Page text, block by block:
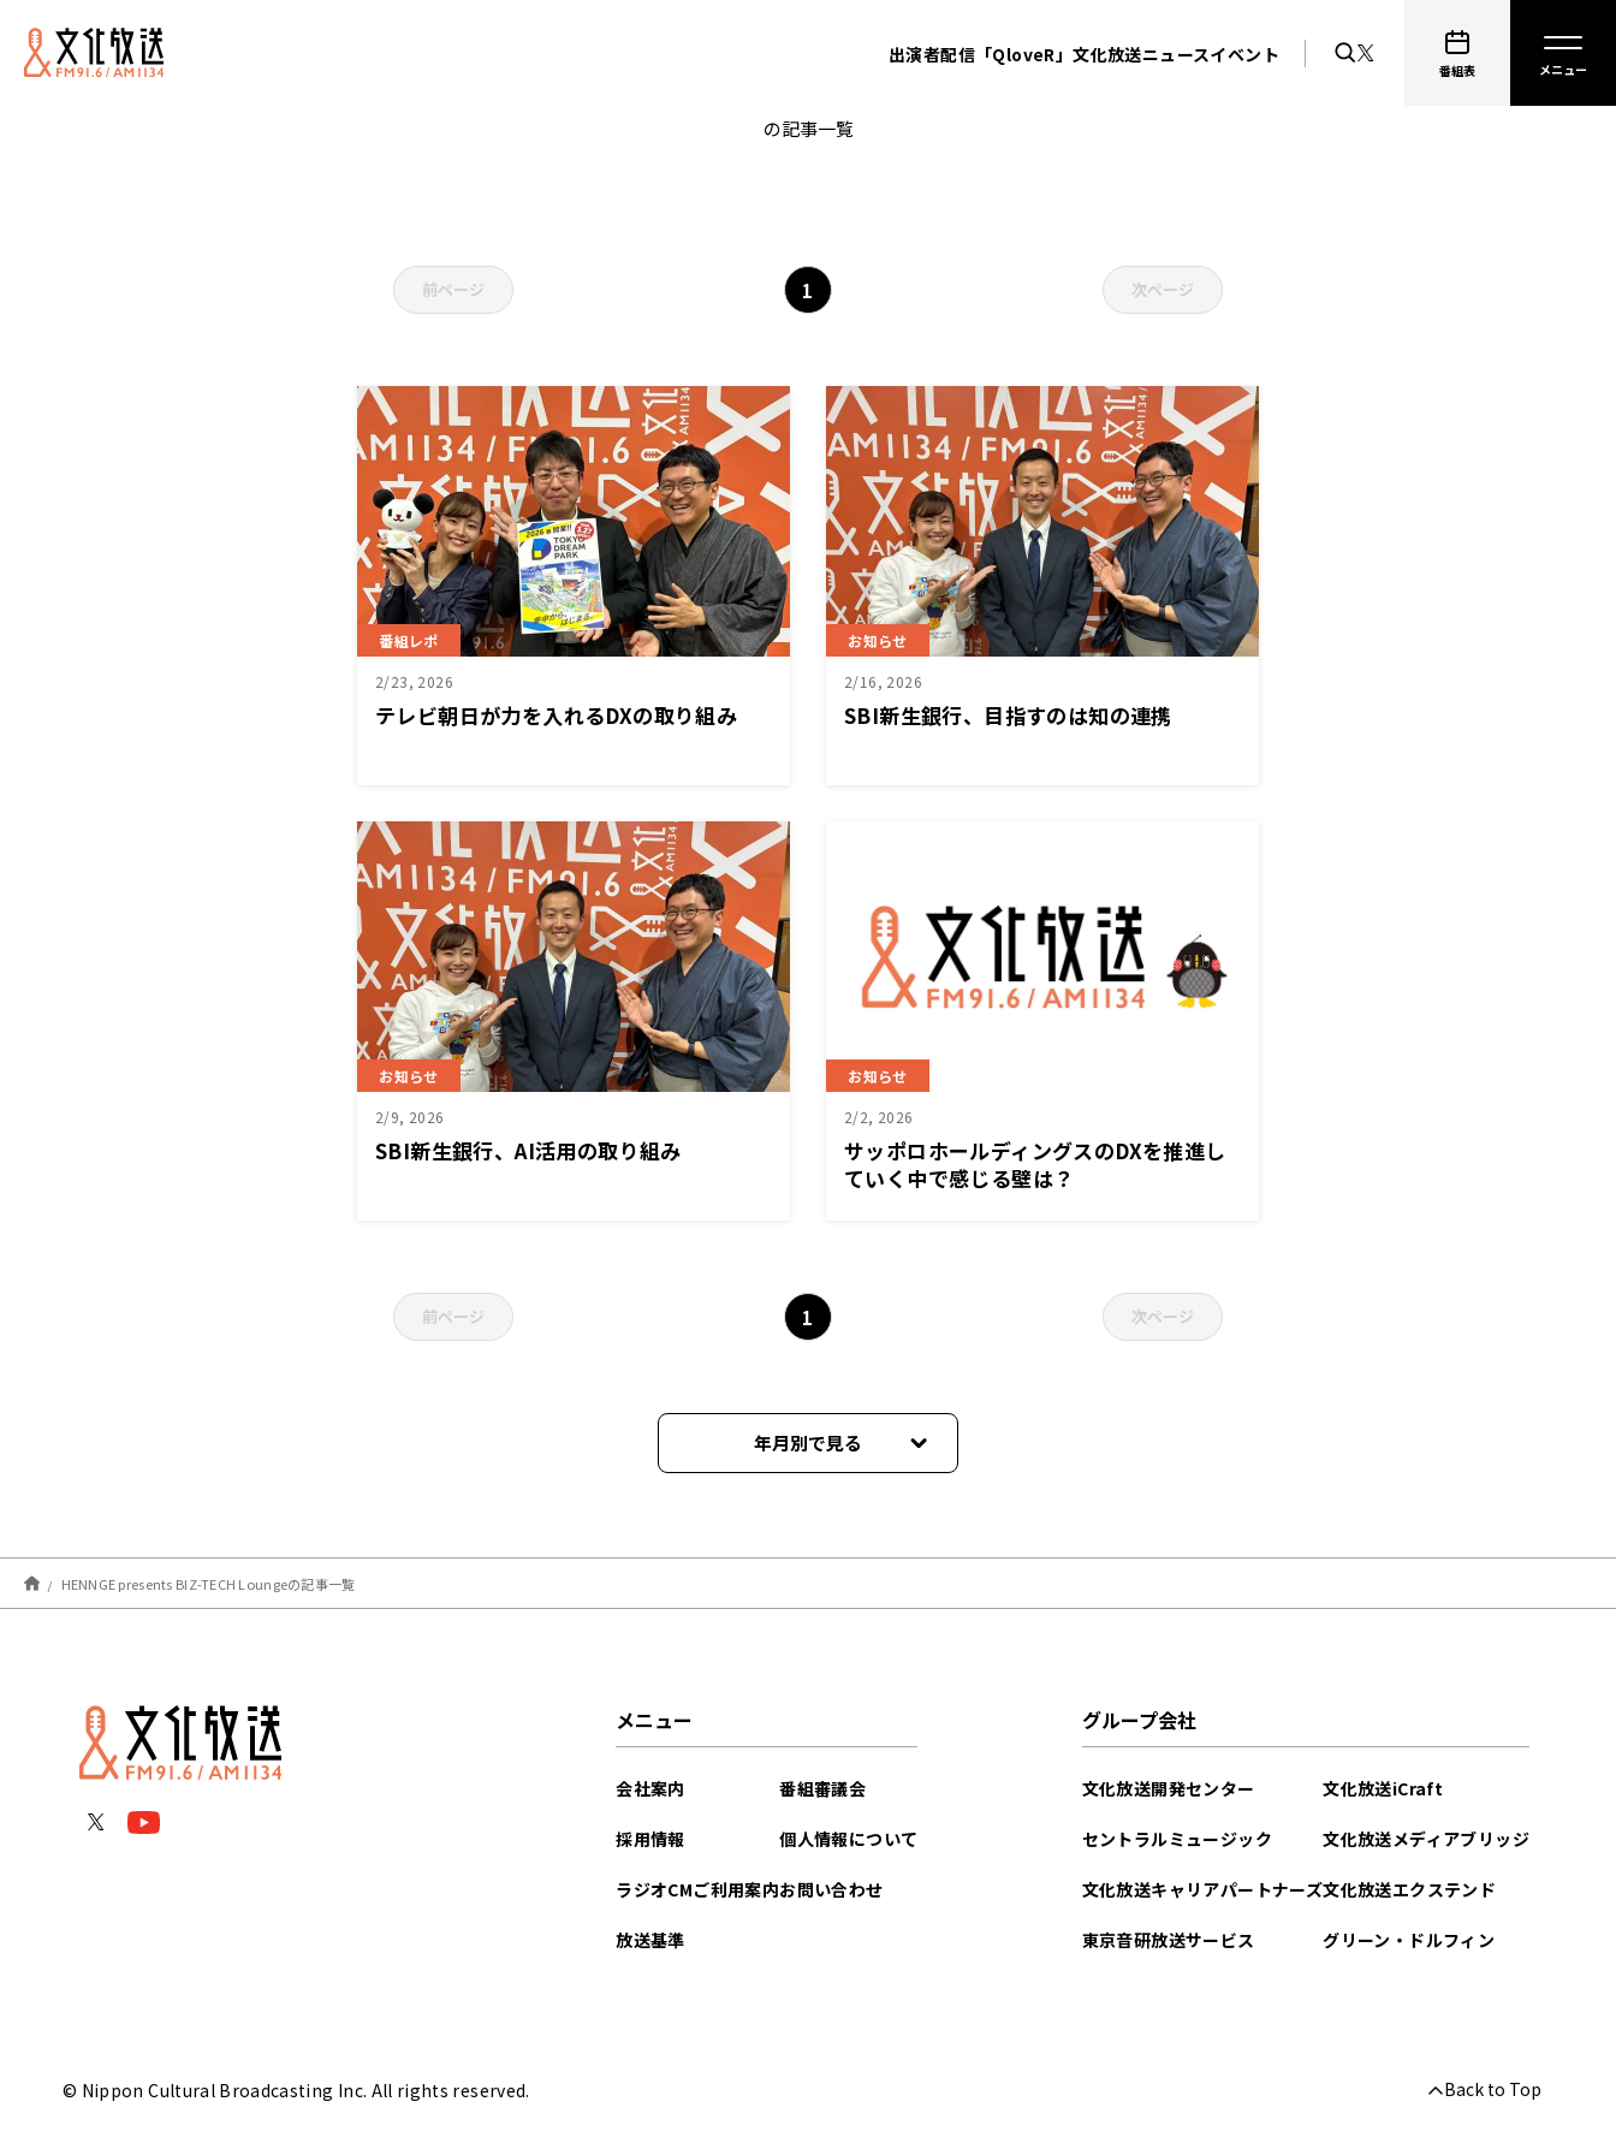
出演者配信「QloveR」文化放送ニュースイベント
番組表
HENNGE presents BIZ-TECH Lounge
の記事一覧
前ページ 1 次ページ
番組レポ
2/23, 2026
テレビ朝日が力を入れるDXの取り組み
お知らせ
2/16, 2026
SBI新生銀行、目指すのは知の連携
お知らせ
2/9, 2026
SBI新生銀行、AI活用の取り組み
お知らせ
2/2, 2026
サッポロホールディングスのDXを推進し
ていく中で感じる壁は？
前ページ 1 次ページ
年月別で見る
2025年11月
2025年10月
HENNGE presents BIZ-TECH Loungeの記事一覧
メニュー
会社案内
採用情報
ラジオCMご利用案内
放送基準
番組審議会
個人情報について
お問い合わせ
グループ会社
文化放送開発センター
セントラルミュージック
文化放送キャリアパートナーズ
東京音研放送サービス
文化放送iCraft
文化放送メディアブリッジ
文化放送エクステンド
グリーン・ドルフィン
© Nippon Cultural Broadcasting Inc. All rights reserved. Back to Top